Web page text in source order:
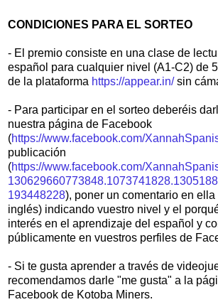
CONDICIONES PARA EL SORTEO
- E l premio consiste en una clase de
español para cualquier nivel (A1-C2) de
de la plataforma https://appear.in/ sin
- Para participar en el sorteo deberéis
nuestra página de Facebook
(https://www.facebook.com/
publicación
(https://www.facebook.com/
193448228), poner un comentario en
inglés) indicando vuestro nivel y el
interés en el aprendizaje del español y
públicamente en vuestros perfiles de
- Si te gusta aprender a través de
recomendamos darle "me gusta" a la
Facebook de Kotoba Miners.